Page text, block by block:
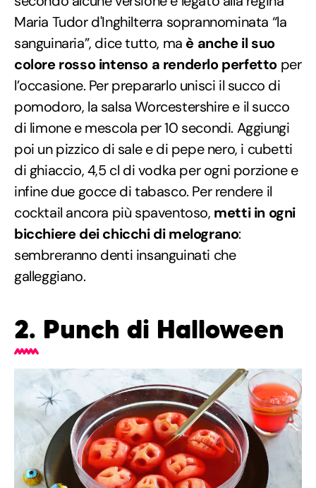
Maria Tudor d'Inghilterra soprannominata “la
sanguinaria”, dice tutto, ma è anche il suo
colore rosso intenso a renderlo perfetto per
l’occasione. Per prepararlo unisci il succo di
pomodoro, la salsa Worcestershire e il succo
di limone e mescola per 10 secondi. Aggiungi
poi un pizzico di sale e di pepe nero, i cubetti
di ghiaccio, 4,5 cl di vodka per ogni porzione e
infine due gocce di tabasco. Per rendere il
cocktail ancora più spaventoso, metti in ogni
bicchiere dei chicchi di melograno:
sembreranno denti insanguinati che
galleggiano.
2. Punch di Halloween